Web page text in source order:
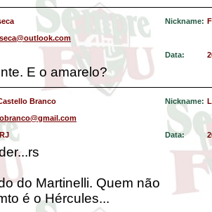
Nickname:
Data:
E o amarelo?
Branco Nickname:
Data:
do Martinelli. Quem não
é o Hércules...